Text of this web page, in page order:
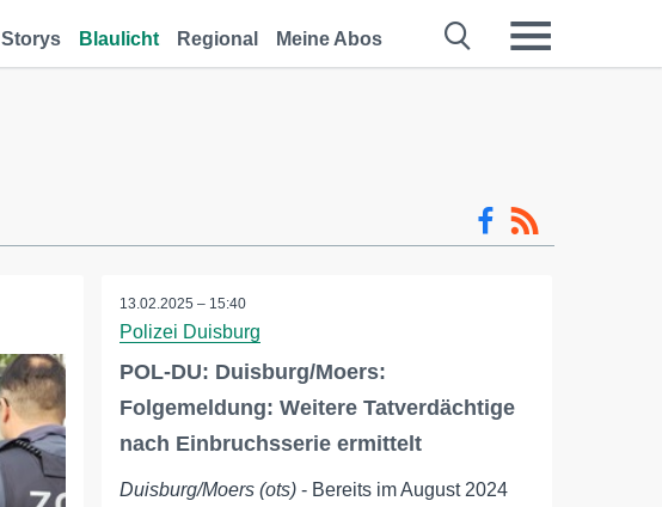
Storys Blaulicht Regional Meine Abos
13.02.2025 – 15:40
Polizei Duisburg
POL-DU: Duisburg/Moers:
Folgemeldung: Weitere Tatverdächtige
nach Einbruchsserie ermittelt
Duisburg/Moers (ots) - Bereits im August 2024